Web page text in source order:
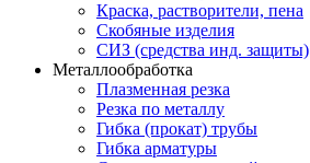
Краска, растворители, пена
Скобяные изделия
СИЗ (средства инд. защиты)
Металлообработка
Плазменная резка
Резка по металлу
Гибка (прокат) трубы
Гибка арматуры